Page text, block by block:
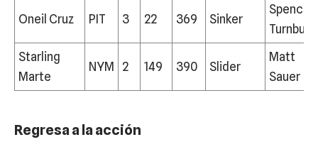
Oneil Cruz PIT 3 22 369 Sinker
Spencer
Turnbull
Starling
Marte
NYM 2 149 390 Slider
Matt
Sauer
Regresa a la acción